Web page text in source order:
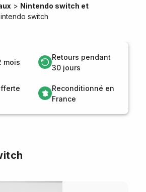
> Nintendo switch et
switch
mois
Retours pendant
30 jours
Reconditionné en
France